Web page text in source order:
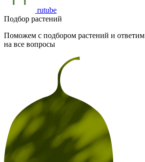
rutube
Подбор растений
Поможем с подбором растений и ответим
на все вопросы